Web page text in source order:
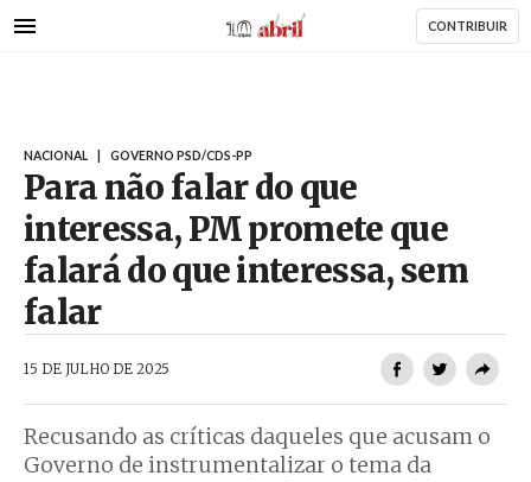
para
AbrilAbril CONTRIBUIR
NACIONAL GOVERNO PSD/CDS-PP
Para não falar do que
interessa, PM promete que
falará do que interessa, sem
falar
15 DE JULHO DE 2025
Recusando as críticas daqueles que acusam o
Governo de instrumentalizar o tema da